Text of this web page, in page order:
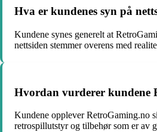
Hva er kundenes syn på
Kundene synes generelt at
nettsiden stemmer overens med
Hvordan vurderer kundene
Kundene opplever RetroGaming.no
retrospillutstyr og tilbehør som er av